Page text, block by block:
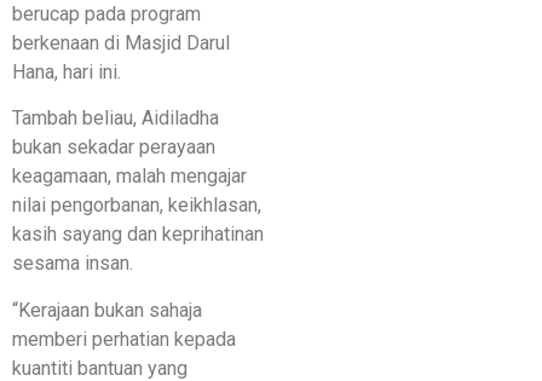
berucap pada program
berkenaan di Masjid Darul
Hana, hari ini.
Tambah beliau, Aidiladha
bukan sekadar perayaan
keagamaan, malah mengajar
nilai pengorbanan, keikhlasan,
kasih sayang dan keprihatinan
sesama insan.
“Kerajaan bukan sahaja
memberi perhatian kepada
kuantiti bantuan yang